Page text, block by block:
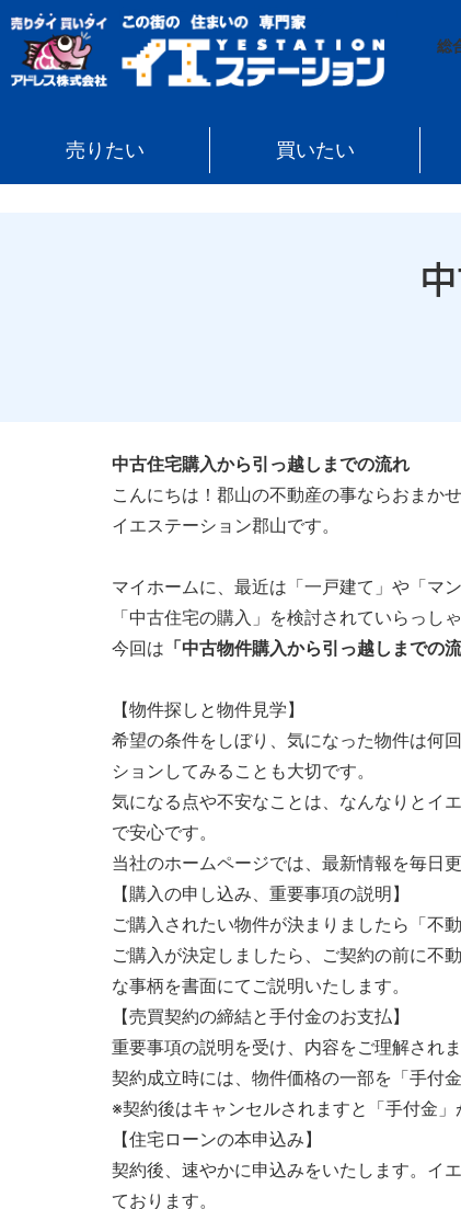
総
売りたい 買いたい
イエステーション » 投稿トップ
中古住宅購入から引っ越しまでの流れ
こんにちは！郡山の不動産の事ならおまかせ
イエステーション郡山です。
マイホームに、最近は「一戸建て」や「マ
「中古住宅の購入」を検討されていらっし
今回は 「中古物件購入から引っ越しまでの流
【物件探しと物件見学】
希望の条件をしぼり、気になった物件は何
ションしてみることも大切です。
気になる点や不安なことは、なんなりとイ
で安心です。
当社のホームページでは、最新情報を毎日
【購入の申し込み、重要事項の説明】
ご購入されたい物件が決まりましたら「不
ご購入が決定しましたら、ご契約の前に不
な事柄を書面にてご説明いたします。
【売買契約の締結と手付金のお支払】
重要事項の説明を受け、内容をご理解され
契約成立時には、物件価格の一部を「手付
※契約後はキャンセルされますと「手付金」
【住宅ローンの本申込み】
契約後、速やかに申込みをいたします。イ
ております。